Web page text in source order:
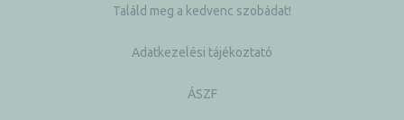
Találd meg a kedvenc szobádat!
Adatkezelési tájékoztató
ÁSZF